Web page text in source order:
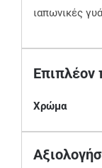
ιαπωνικές
Επιπλέον
Χρώμα